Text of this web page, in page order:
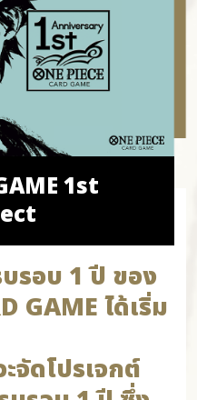
1st
รอบ 1 ปี ของ
GAME ได้เริ่ม
จัดโปรเจกต์